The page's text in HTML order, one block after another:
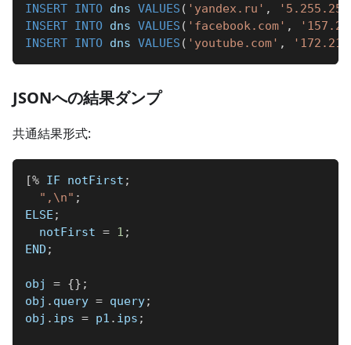
INSERT INTO dns VALUES ( 'yandex.ru' ,
INSERT INTO dns VALUES ( 'facebook.com' ,
INSERT INTO dns VALUES ( 'youtube.com' ,
JSONへの結果ダンプ
共通結果形式:
[% IF notFirst ;
",\n" ;
ELSE ;
  notFirst
= 1 ;
END ;
obj = {} ;
obj . query = query;
obj . ips = p1 . ips ;